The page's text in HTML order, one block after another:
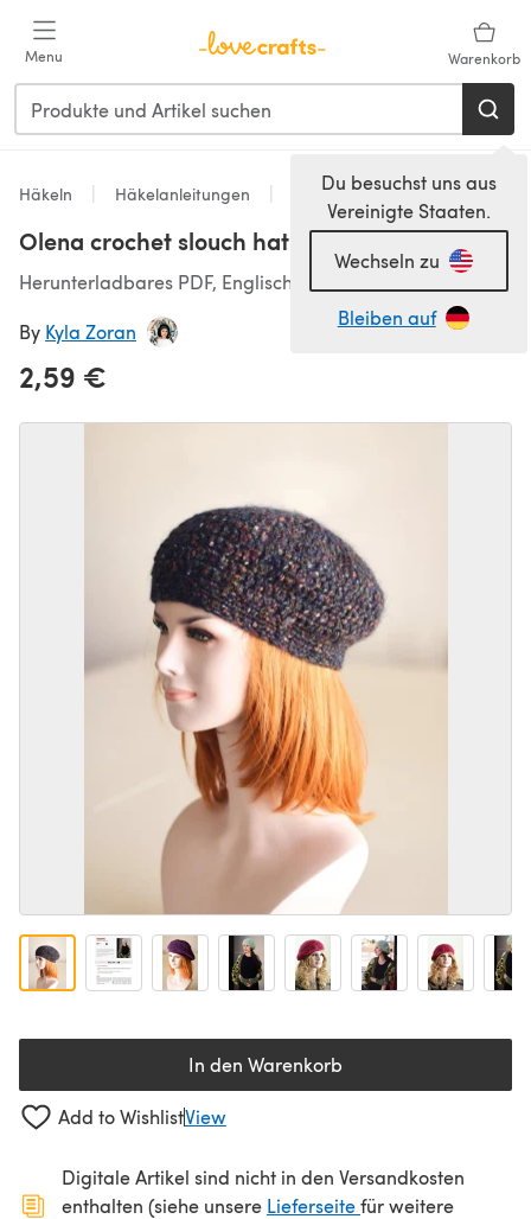
Menu Warenkorb
Du besuchst uns aus
Vereinigte Staaten.
Wechseln zu
Bleiben auf
Häkeln Häkelanleitungen Baby Hats
Olena crochet slouch hat in 3 sizes
Herunterladbares PDF, Englisch
By Kyla Zoran
2,59 €
In den Warenkorb
Add to WishlistView
Digitale Artikel sind nicht in den Versandkosten
enthalten (siehe unsere Lieferseite(öffnet sich in
für weitere